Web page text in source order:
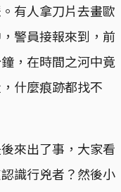
有人拿刀片去畫歐
警員接報來到，前
，在時間之河中竟
什麼痕跡都找不
來出了事，大家看
識行兇者？然後小